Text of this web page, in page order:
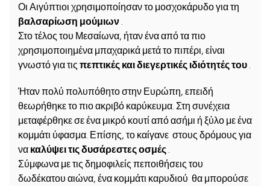
Οι Αιγύπτιοι χρησιμοποίησαν το μοσχοκάρυδο για τη
βαλσαρίωση μούμιων.
Στο τέλος του Μεσαίωνα, ήταν ένα από τα πιο
χρησιμοποιημένα μπαχαρικά μετά το πιπέρι, είναι
γνωστό για τιςπεπτικές και διεγερτικές ιδιότητές του.
Ήταν πολύ πολυπόθητο στην Ευρώπη, επειδή
θεωρήθηκε το πιο ακριβό καρύκευμα. Στη συνέχεια
μεταφέρθηκε σε ένα μικρό κουτί από ασήμι ή ξύλο με ένα
κομμάτι ύφασμα. Επίσης, το καίγανε στους δρόμους για
νακαλύψει τις δυσάρεστες οσμές.
Σύμφωνα με τις δημοφιλείς πεποιθήσεις του
δωδέκατου αιώνα, ένα κομμάτι καρυδιού θα μπορούσε